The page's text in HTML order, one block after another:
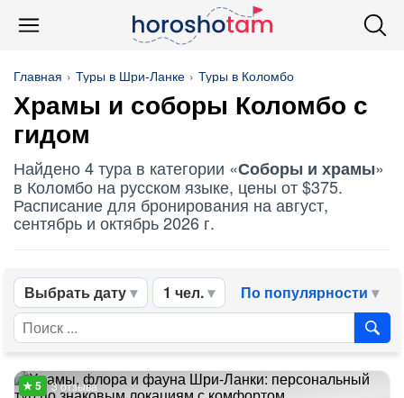
Главная Туры в Шри-Ланке Туры в Коломбо
Храмы и соборы Коломбо с
гидом
Найдено 4 тура в категории «Соборы и храмы»
в Коломбо на русском языке, цены от $375.
Расписание для бронирования на август,
сентябрь и октябрь 2026 г.
Выбрать дату 1 чел. По популярности
3 отзыва